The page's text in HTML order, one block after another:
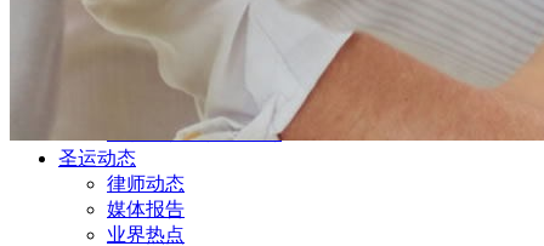
民事纠纷部
涉外法律事务部
金融证券部
海事海商部
刑事诉讼部
知识产权法律业务部
圣运动态
律师动态
媒体报告
业界热点